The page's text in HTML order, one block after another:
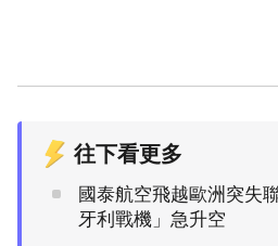
往下看更多
國泰航空飛越歐洲突失
牙利戰機」急升空